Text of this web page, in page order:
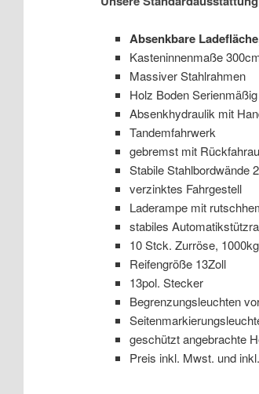
Absenkbare
Kasteninnenmaße
Massiver Stahlrahmen
Holz Boden
Absenkhydraulik mit
Tandemfahrwerk
gebremst mit
Stabile Stahlbordwände
verzinktes Fahrgestell
Laderampe mit
stabiles
10 Stck. Zurröse,
Reifengröße 13Zoll
13pol. Stecker
Begrenzungsleuchten
geschützt angebrachte
Preis inkl. Mwst. und